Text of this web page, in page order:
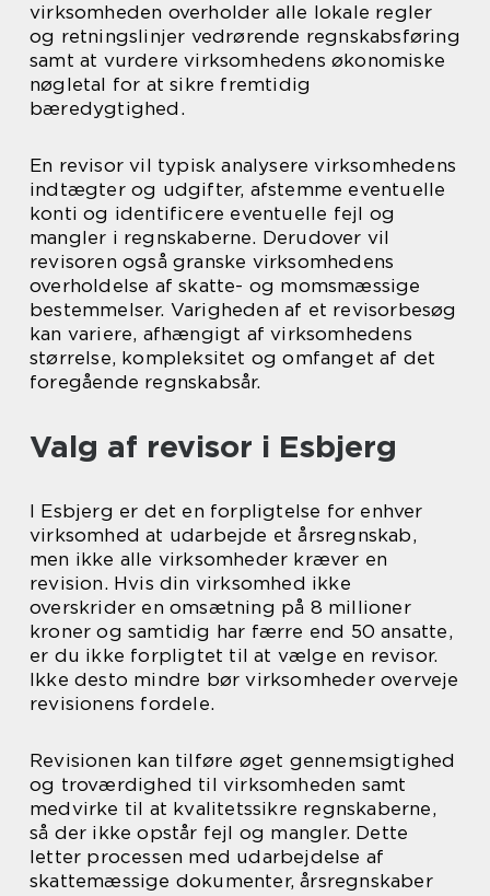
virksomheden overholder alle lokale regler
og retningslinjer vedrørende regnskabsføring
samt at vurdere virksomhedens økonomiske
nøgletal for at sikre fremtidig
bæredygtighed.
En revisor vil typisk analysere virksomhedens
indtægter og udgifter, afstemme eventuelle
konti og identificere eventuelle fejl og
mangler i regnskaberne. Derudover vil
revisoren også granske virksomhedens
overholdelse af skatte- og momsmæssige
bestemmelser. Varigheden af et revisorbesøg
kan variere, afhængigt af virksomhedens
størrelse, kompleksitet og omfanget af det
foregående regnskabsår.
Valg af revisor i Esbjerg
I Esbjerg er det en forpligtelse for enhver
virksomhed at udarbejde et årsregnskab,
men ikke alle virksomheder kræver en
revision. Hvis din virksomhed ikke
overskrider en omsætning på 8 millioner
kroner og samtidig har færre end 50 ansatte,
er du ikke forpligtet til at vælge en revisor.
Ikke desto mindre bør virksomheder overveje
revisionens fordele.
Revisionen kan tilføre øget gennemsigtighed
og troværdighed til virksomheden samt
medvirke til at kvalitetssikre regnskaberne,
så der ikke opstår fejl og mangler. Dette
letter processen med udarbejdelse af
skattemæssige dokumenter, årsregnskaber